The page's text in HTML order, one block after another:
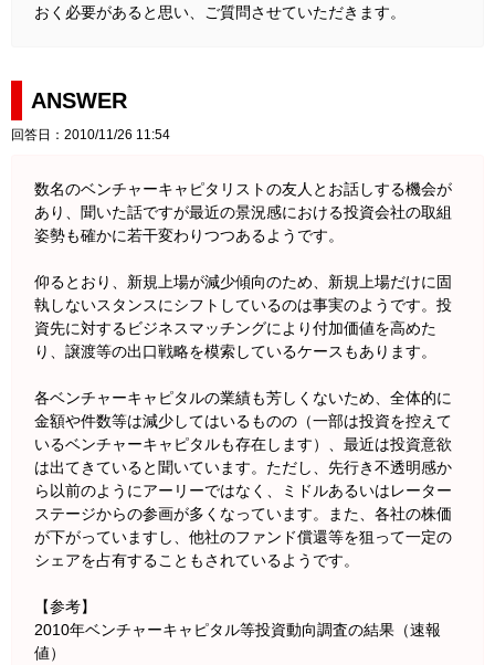
おく必要があると思い、ご質問させていただきます。
ANSWER
回答日：2010/11/26 11:54
数名のベンチャーキャピタリストの友人とお話しする機会が
あり、聞いた話ですが最近の景況感における投資会社の取組
姿勢も確かに若干変わりつつあるようです。
仰るとおり、新規上場が減少傾向のため、新規上場だけに固
執しないスタンスにシフトしているのは事実のようです。投
資先に対するビジネスマッチングにより付加価値を高めた
り、譲渡等の出口戦略を模索しているケースもあります。
各ベンチャーキャピタルの業績も芳しくないため、全体的に
金額や件数等は減少してはいるものの（一部は投資を控えて
いるベンチャーキャピタルも存在します）、最近は投資意欲
は出てきていると聞いています。ただし、先行き不透明感か
ら以前のようにアーリーではなく、ミドルあるいはレーター
ステージからの参画が多くなっています。また、各社の株価
が下がっていますし、他社のファンド償還等を狙って一定の
シェアを占有することもされているようです。
【参考】
2010年ベンチャーキャピタル等投資動向調査の結果（速報
値）